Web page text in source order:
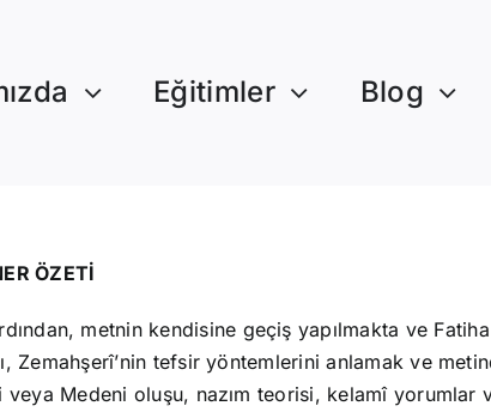
Eğitimler Blog
ÖZETİ
metnin kendisine geçiş yapılmakta ve Fatiha
Zemahşerî’nin tefsir yöntemlerini anlamak ve
veya Medeni oluşu, nazım teorisi, kelamî yorumlar